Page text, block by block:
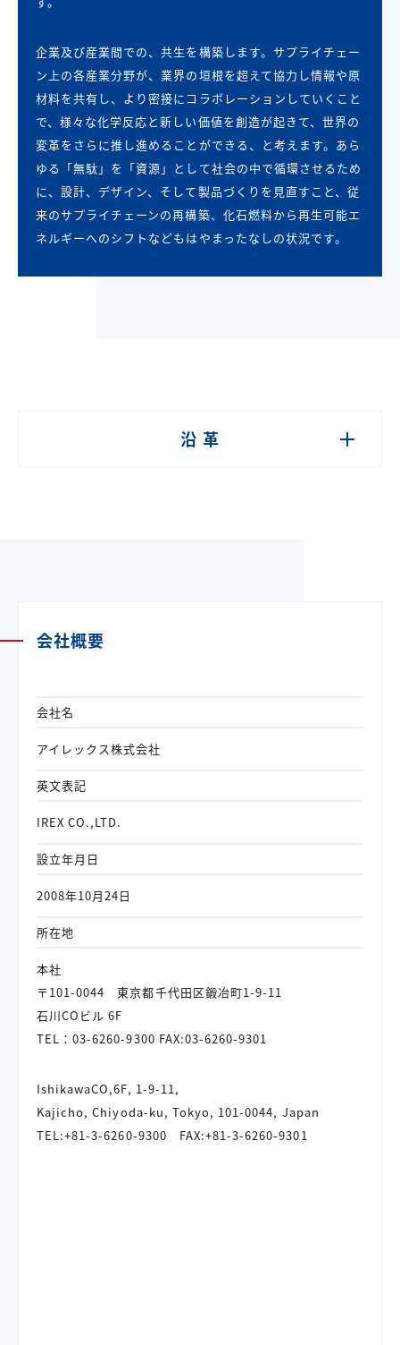
企業及び産業間での、共生を構築します。サプライチェー
ン上の各産業分野が、業界の垣根を超えて協力し情報や原
材料を共有し、より密接にコラボレーションしていくこと
で、様々な化学反応と新しい価値を創造が起きて、世界の
変革をさらに推し進めることができる、と考えます。あら
ゆる「無駄」を「資源」として社会の中で循環させるため
に、設計、デザイン、そして製品づくりを見直すこと、従
来のサプライチェーンの再構築、化石燃料から再生可能エ
ネルギーへのシフトなどもはやまったなしの状況です。
沿 革
会社概要
会社名
アイレックス株式会社
英文表記
IREX CO.,LTD.
設立年月日
2008年10月24日
所在地
本社
〒101-0044東京都千代田区鍛冶町1-9-11
石川COビル 6F
TEL：03-6260-9300 FAX:03-6260-9301
IshikawaCO,6F, 1-9-11,
Kajicho, Chiyoda-ku, Tokyo, 101-0044, Japan
TEL:+81-3-6260-9300 FAX:+81-3-6260-9301